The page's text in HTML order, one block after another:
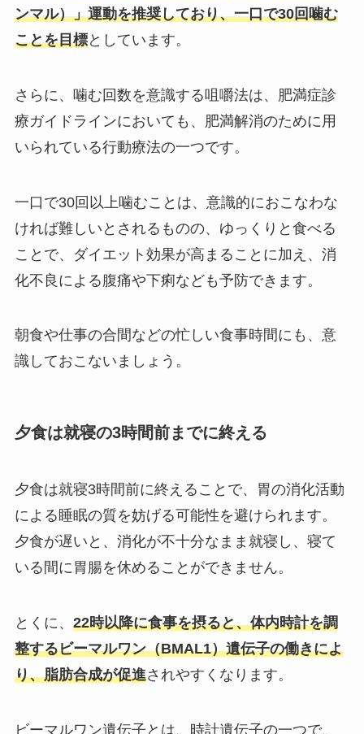
ンマル）」運動を推奨しており、一口で30回噛む
ことを目標としています。
さらに、噛む回数を意識する咀嚼法は、肥満症診
療ガイドラインにおいても、肥満解消のために用
いられている行動療法の一つです。
一口で30回以上噛むことは、意識的におこなわな
ければ難しいとされるものの、ゆっくりと食べる
ことで、ダイエット効果が高まることに加え、消
化不良による腹痛や下痢なども予防できます。
朝食や仕事の合間などの忙しい食事時間にも、意
識しておこないましょう。
夕食は就寝の3時間前までに終える
夕食は就寝3時間前に終えることで、胃の消化活動
による睡眠の質を妨げる可能性を避けられます。
夕食が遅いと、消化が不十分なまま就寝し、寝て
いる間に胃腸を休めることができません。
とくに、 22時以降に食事を摂ると、体内時計を調
整するビーマルワン（BMAL1）遺伝子の働きによ
り、脂肪合成が促進されやすくなります。
ビーマルワン遺伝子とは、時計遺伝子の一つで、